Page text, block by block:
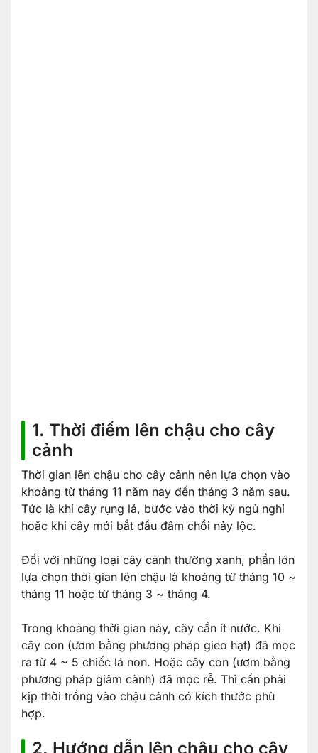
1. Thời điểm lên chậu cho cây
cảnh
Thời gian lên chậu cho cây cảnh nên lựa chọn vào
khoảng từ tháng 11 năm nay đến tháng 3 năm sau.
Tức là khi cây rụng lá, bước vào thời kỳ ngủ nghỉ
hoặc khi cây mới bắt đầu đâm chồi nảy lộc.
Đối với những loại cây cảnh thường xanh, phần lớn
lựa chọn thời gian lên chậu là khoảng từ tháng 10 ~
tháng 11 hoặc từ tháng 3 ~ tháng 4.
Trong khoảng thời gian này, cây cần ít nước. Khi
cây con (ươm bằng phương pháp gieo hạt) đã mọc
ra từ 4 ~ 5 chiếc lá non. Hoặc cây con (ươm bằng
phương pháp giâm cành) đã mọc rễ. Thì cần phải
kịp thời trồng vào chậu cảnh có kích thước phù
hợp.
2. Hướng dẫn lên chậu cho cây